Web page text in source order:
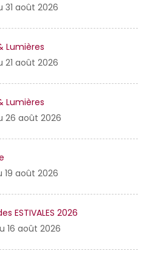
31 août 2026
Lumières
21 août 2026
Lumières
26 août 2026
19 août 2026
ESTIVALES 2026
16 août 2026